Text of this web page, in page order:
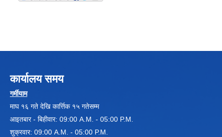
कार्यालय समय
गर्मीयाम
माघ १६ गते देखि कार्त्तिक १५ गतेसम्म
आइतबार - बिहीवार: 09:00 A.M. - 05:00 P.M.
शुक्रवार: 09:00 A.M. - 05:00 P.M.